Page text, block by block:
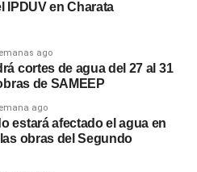
IPDUV en Charata
ago
cortes de agua del 27 al 31
de SAMEEP
ago
estará afectado el agua en
obras del Segundo